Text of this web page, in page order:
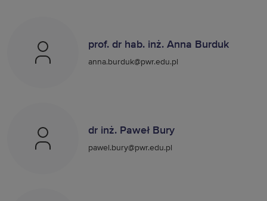
prof. dr hab. inż. Anna Burduk
anna.burduk@pwr.edu.pl
dr inż. Paweł Bury
pawel.bury@pwr.edu.pl